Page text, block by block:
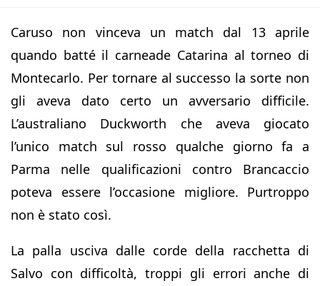
Caruso non vinceva un match dal 13 aprile
quando batté il carneade Catarina al torneo di
Montecarlo. Per tornare al successo la sorte non
gli aveva dato certo un avversario difficile.
L’australiano Duckworth che aveva giocato
l’unico match sul rosso qualche giorno fa a
Parma nelle qualificazioni contro Brancaccio
poteva essere l’occasione migliore. Purtroppo
non è stato così.
La palla usciva dalle corde della racchetta di
Salvo con difficoltà, troppi gli errori anche di